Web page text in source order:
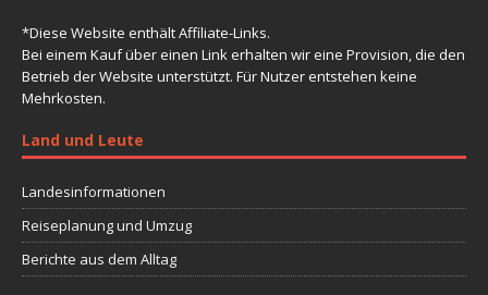
*Diese Website enthält Affiliate-Links.
Bei einem Kauf über einen Link erhalten wir eine Provision, die den
Betrieb der Website unterstützt. Für Nutzer entstehen keine
Mehrkosten.
Land und Leute
Landesinformationen
Reiseplanung und Umzug
Berichte aus dem Alltag